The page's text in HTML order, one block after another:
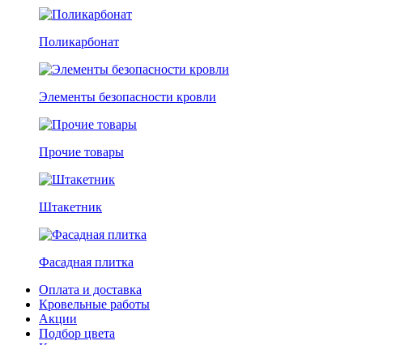
Поликарбонат
Элементы безопасности кровли
Прочие товары
Штакетник
Фасадная плитка
Оплата и доставка
Кровельные работы
Акции
Подбор цвета